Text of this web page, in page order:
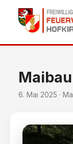
6. Mai 2025 ·